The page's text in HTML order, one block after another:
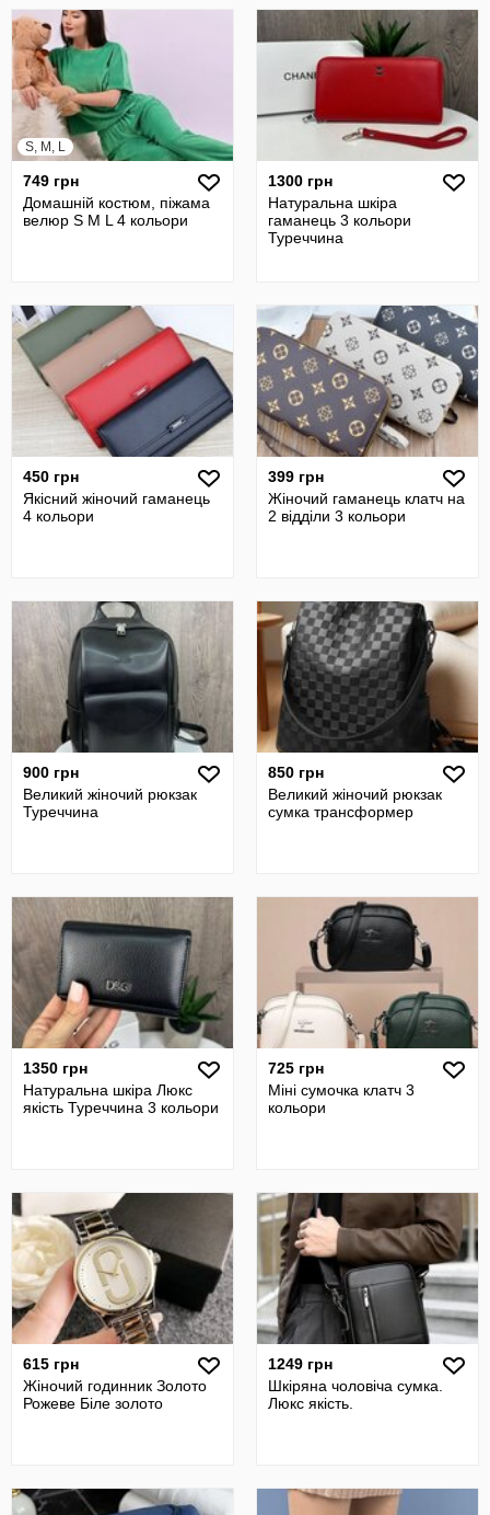
S, M, L
749 грн
Домашній костюм, піжама
велюр S M L 4 кольори
1300 грн
Натуральна шкіра
гаманець 3 кольори
Туреччина
450 грн
Якісний жіночий гаманець
4 кольори
399 грн
Жіночий гаманець клатч на
2 відділи 3 кольори
900 грн
Великий жіночий рюкзак
Туреччина
850 грн
Великий жіночий рюкзак
сумка трансформер
1350 грн
Натуральна шкіра Люкс
якість Туреччина 3 кольори
725 грн
Міні сумочка клатч 3
кольори
615 грн
Жіночий годинник Золото
Рожеве Біле золото
1249 грн
Шкіряна чоловіча сумка.
Люкс якість.